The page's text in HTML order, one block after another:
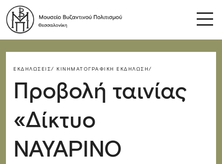
ΕΚΔΗΛΏΣΕΙΣ/ ΚΙΝΗΜΑΤΟΓΡΑΦΙΚΉ ΕΚΔΉΛΩΣΗ/
Προβολή ταινίας
«Δίκτυο
ΝΑΥΑΡΙΝΟ